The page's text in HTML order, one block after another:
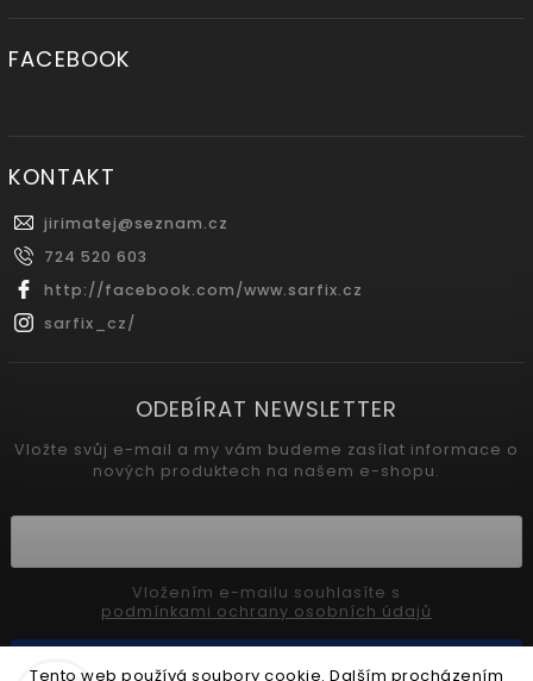
Tento web používá soubory cookie. Dalším procházením
FACEBOOK
KONTAKT
jirimatej@seznam.cz
724 520 603
http://facebook.com/www.sarfix.cz
sarfix_cz/
ODEBÍRAT NEWSLETTER
Vložte svůj e-mail a my vám budeme zasílat informace o
nových produktech na našem e-shopu.
podmínkami ochrany osobních údajů